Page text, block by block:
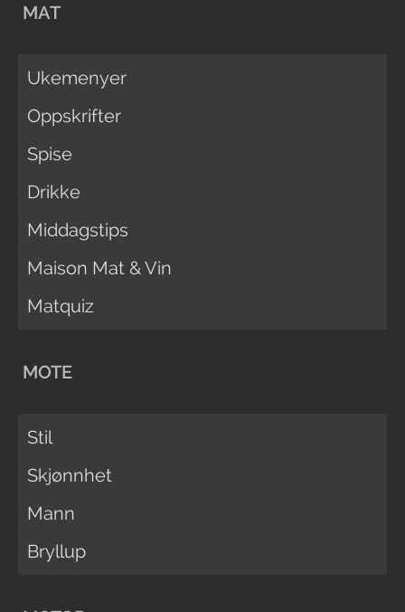
MAT
Ukemenyer
Oppskrifter
Spise
Drikke
Middagstips
Maison Mat & Vin
Matquiz
MOTE
Stil
Skjønnhet
Mann
Bryllup